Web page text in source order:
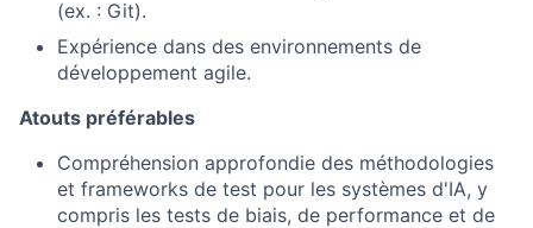
(ex. : Git).
Expérience dans des environnements de
développement agile.
Atouts préférables
Compréhension approfondie des méthodologies
et frameworks de test pour les systèmes d'IA, y
compris les tests de biais, de performance et de